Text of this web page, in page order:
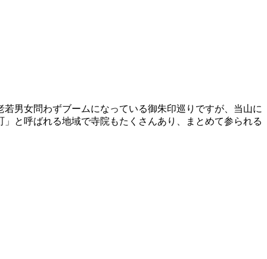
男女問わずブームになっている御朱印巡りですが、当山に
と呼ばれる地域で寺院もたくさんあり、まとめて参られる